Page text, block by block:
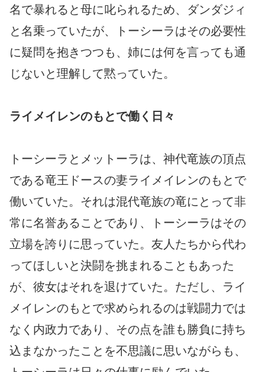
名で暴れると母に叱られるため、ダンダジィ
と名乗っていたが、トーシーラはその必要性
に疑問を抱きつつも、姉には何を言っても通
じないと理解して黙っていた。
ライメイレンのもとで働く日々
トーシーラとメットーラは、神代竜族の頂点
である竜王ドースの妻ライメイレンのもとで
働いていた。それは混代竜族の竜にとって非
常に名誉あることであり、トーシーラはその
立場を誇りに思っていた。友人たちから代わ
ってほしいと決闘を挑まれることもあった
が、彼女はそれを退けていた。ただし、ライ
メイレンのもとで求められるのは戦闘力では
なく内政力であり、その点を誰も勝負に持ち
込まなかったことを不思議に思いながらも、